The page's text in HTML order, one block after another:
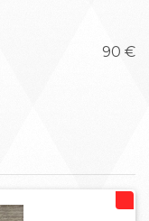
90 €